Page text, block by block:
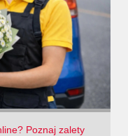
Poznaj zalety